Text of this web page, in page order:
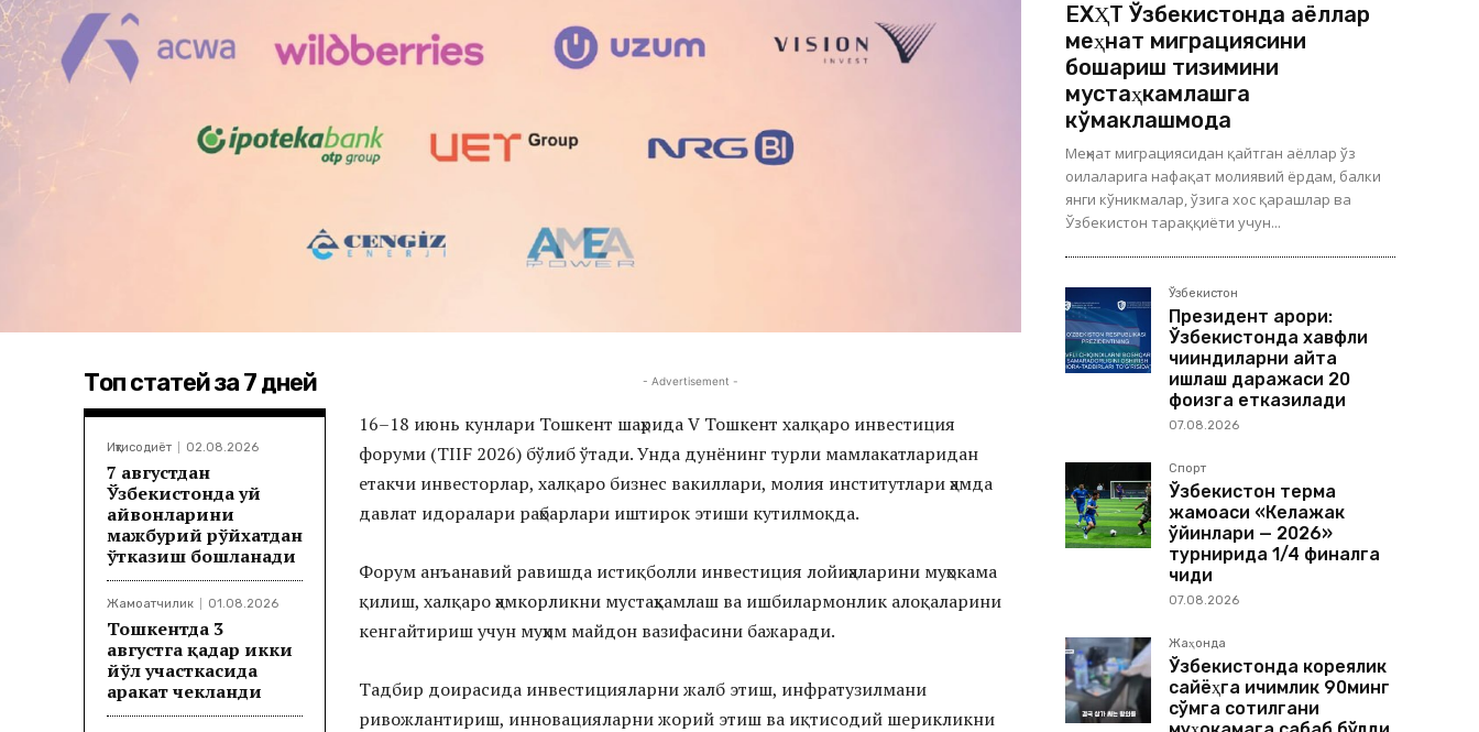
Топ статей за 7 дней
Иқтисодиёт 02.08.2026
7 августдан
Ўзбекистонда уй
ҳайвонларини
мажбурий рўйхатдан
ўтказиш бошланади
Жамоатчилик 01.08.2026
Тошкентда 3
августга қадар икки
йўл участкасида
ҳаракат чекланди
- Advertisement -
16–18 июнь кунлари Тошкент шаҳрида V Тошкент халқаро инвестиция
форуми (TIIF 2026) бўлиб ўтади. Унда дунёнинг турли мамлакатларидан
етакчи инвесторлар, халқаро бизнес вакиллари, молия институтлари ҳамда
давлат идоралари раҳбарлари иштирок этиши кутилмоқда.
Форум анъанавий равишда истиқболли инвестиция лойиҳаларини муҳокама
қилиш, халқаро ҳамкорликни мустаҳкамлаш ва ишбилармонлик алоқаларини
кенгайтириш учун муҳим майдон вазифасини бажаради.
Тадбир доирасида инвестицияларни жалб этиш, инфратузилмани
ривожлантириш, инновацияларни жорий этиш ва иқтисодий шерикликни
ЕХҲТ Ўзбекистонда аёллар
меҳнат миграциясини
бошқариш тизимини
мустаҳкамлашга
кўмаклашмоқда
Меҳнат миграциясидан қайтган аёллар ўз
оилаларига нафақат молиявий ёрдам, балки
янги кўникмалар, ўзига хос қарашлар ва
Ўзбекистон тараққиёти учун...
Ўзбекистон
Президент қарори:
Ўзбекистонда хавфли
чиқиндиларни қайта
ишлаш даражаси 20
фоизга етказилади
07.08.2026
Спорт
Ўзбекистон терма
жамоаси «Келажак
ўйинлари — 2026»
турнирида 1/4 финалга
чиқди
07.08.2026
Жаҳонда
Ўзбекистонда кореялик
сайёҳга ичимлик 90минг
сўмга сотилгани